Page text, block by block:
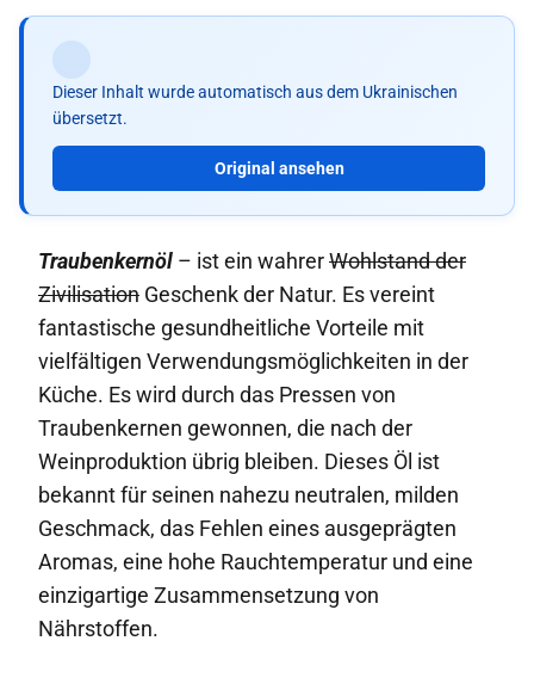
Dieser Inhalt wurde automatisch aus dem Ukrainischen
übersetzt.
Original ansehen
Traubenkernöl – ist ein wahrerWohlstand der
Zivilisation Geschenk der Natur. Es vereint
fantastische gesundheitliche Vorteile mit
vielfältigen Verwendungsmöglichkeiten in der
Küche. Es wird durch das Pressen von
Traubenkernen gewonnen, die nach der
Weinproduktion übrig bleiben. Dieses Öl ist
bekannt für seinen nahezu neutralen, milden
Geschmack, das Fehlen eines ausgeprägten
Aromas, eine hohe Rauchtemperatur und eine
einzigartige Zusammensetzung von
Nährstoffen.